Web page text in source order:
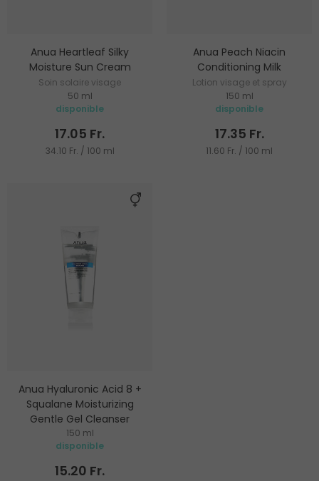
Anua Heartleaf Silky
Moisture Sun Cream
Soin solaire visage
50 ml
disponible
17.05 Fr.
34.10 Fr. / 100 ml
Anua Peach Niacin
Conditioning Milk
Lotion visage et spray
150 ml
disponible
17.35 Fr.
11.60 Fr. / 100 ml
Anua Hyaluronic Acid 8 +
Squalane Moisturizing
Gentle Gel Cleanser
Gel nettoyant
150 ml
disponible
15.20 Fr.